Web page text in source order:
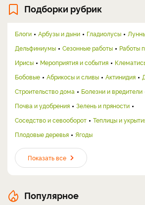
Подборки рубрик
Блоги Арбузы и дыни Гладиолусы
Дельфиниумы
Сезонные работы
Работы
Ирисы
Мероприятия и события
Бобовые
Абрикосы и сливы Актинидия
Строительство дома
Болезни и вредители
Почва и удобрения
Зелень и пряности
Соседство и севооборот
Теплицы и
Плодовые деревья
Ягоды
Показать все
Популярное